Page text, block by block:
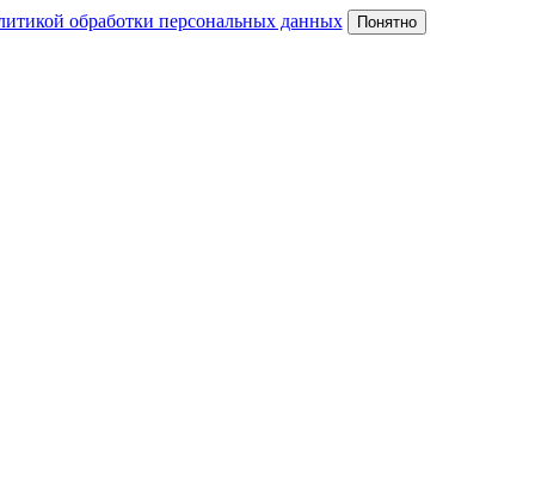
обработки персональных данных Понятно